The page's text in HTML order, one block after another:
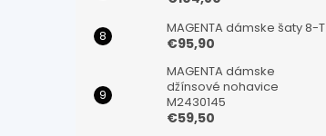
MAGENTA dámske šaty 8-T
€95,90
MAGENTA dámske
džínsové nohavice
M2430145
€59,50